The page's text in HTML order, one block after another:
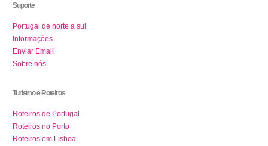
Suporte
Portugal de norte a sul
Informações
Enviar Email
Sobre nós
Turismo e Roteiros
Roteiros de Portugal
Roteiros no Porto
Roteiros em Lisboa